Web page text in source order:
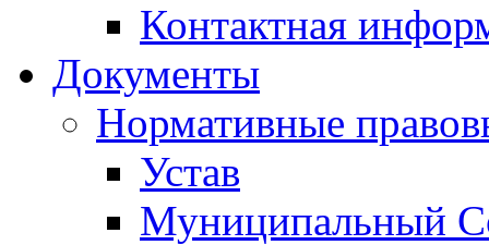
Контактная
Документы
Нормативные
Устав
Муниципальный